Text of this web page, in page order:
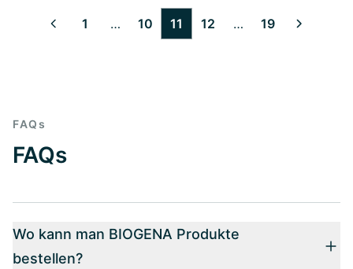
1 …
23456789
10 11 12 …
131415161718
19
FAQs
FAQs
Wo kann man BIOGENA Produkte
bestellen?